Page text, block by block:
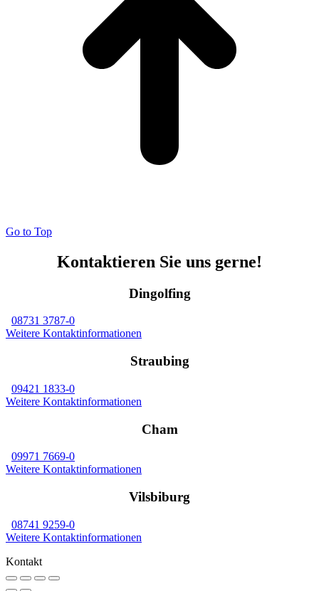
Go to Top
Kontaktieren Sie uns gerne!
Dingolfing
08731 3787-0
Weitere Kontaktinformationen
Straubing
09421 1833-0
Weitere Kontaktinformationen
Cham
09971 7669-0
Weitere Kontaktinformationen
Vilsbiburg
08741 9259-0
Weitere Kontaktinformationen
Kontakt